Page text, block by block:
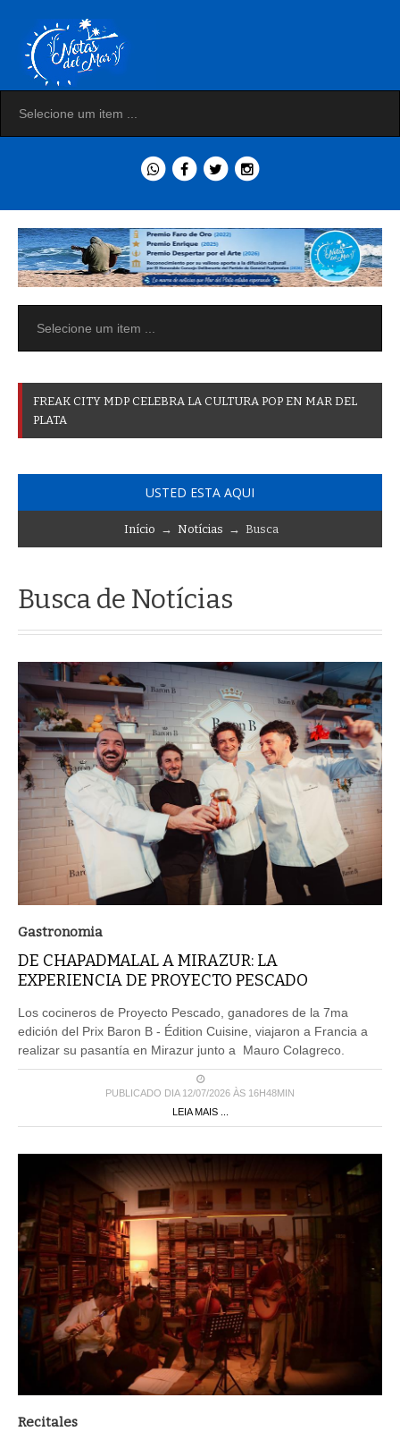
FREAK CITY MDP CELEBRA LA CULTURA POP EN MAR DEL
PLATA
USTED ESTA AQUI
Início → Notícias → Busca
Busca de Notícias
Gastronomia
DE CHAPADMALAL A MIRAZUR: LA
EXPERIENCIA DE PROYECTO PESCADO
Los cocineros de Proyecto Pescado, ganadores de la 7ma
edición del Prix Baron B - Édition Cuisine, viajaron a Francia a
realizar su pasantía en Mirazur junto a Mauro Colagreco.
PUBLICADO DIA 12/07/2026 ÀS 16H48MIN
LEIA MAIS ...
Recitales